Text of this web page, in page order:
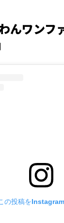
んワンフ
の投稿を